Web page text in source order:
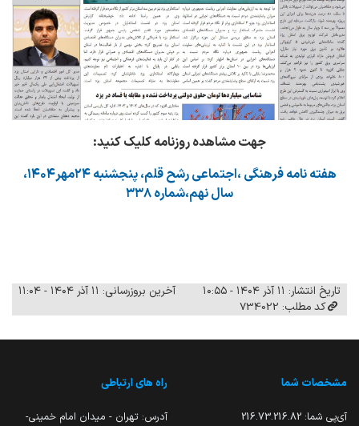
جهت مشاهده روزنامه کلیک کنید:
هفته نامه فرهنگی ،اجتماعی رشح قلم، پنجشنبه ۲۴مهر۱۴۰۴،
سال نهم،شماره ۳۳۸
تاریخ انتشار: ۱۱ آذر ۱۴۰۴ - ۱۰:۵۵
آخرین بروزرسانی: ۱۱ آذر ۱۴۰۴ - ۱۱:۰۴
کد مطلب: 734022
مشخصات شما
آی‌پی شما: 216.73.216.82
راه های ارتباطی
آدرس: تهران - میدان امام خمینی-